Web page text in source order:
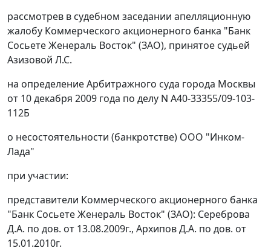
рассмотрев в судебном заседании апелляционную
жалобу Коммерческого акционерного банка "Банк
Сосьете Женераль Восток" (ЗАО), принятое судьей
Азизовой Л.С.
на определение Арбитражного суда города Москвы
от 10 декабря 2009 года по делу N А40-33355/09-103-
112Б
о несостоятельности (банкротстве) ООО "Инком-
Лада"
при участии:
представители Коммерческого акционерного банка
"Банк Сосьете Женераль Восток" (ЗАО): Сереброва
Д.А. по дов. от 13.08.2009г., Архипов Д.А. по дов. от
15.01.2010г.